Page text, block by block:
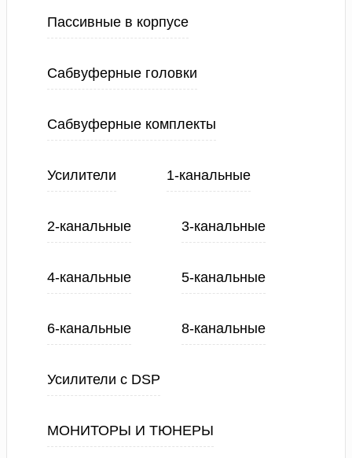
Пассивные в корпусе
Сабвуферные головки
Сабвуферные комплекты
Усилители 1-канальные
2-канальные 3-канальные
4-канальные 5-канальные
6-канальные 8-канальные
Усилители с DSP
МОНИТОРЫ И ТЮНЕРЫ